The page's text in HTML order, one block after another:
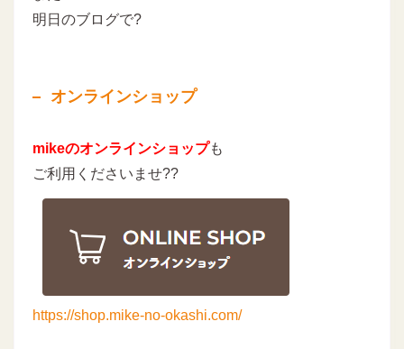
明日のブログで?
オンラインショップ
mikeのオンラインショップも
ご利用くださいませ??
https://shop.mike-no-okashi.com/